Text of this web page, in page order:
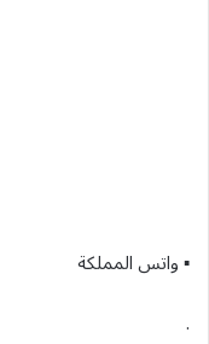
▪︎ واتس المملكة
.